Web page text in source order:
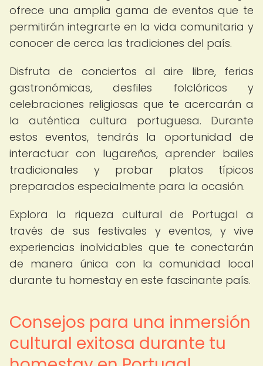
ofrece una amplia gama de eventos que te
permitirán integrarte en la vida comunitaria y
conocer de cerca las tradiciones del país.
Disfruta de conciertos al aire libre, ferias
gastronómicas, desfiles folclóricos y
celebraciones religiosas que te acercarán a
la auténtica cultura portuguesa. Durante
estos eventos, tendrás la oportunidad de
interactuar con lugareños, aprender bailes
tradicionales y probar platos típicos
preparados especialmente para la ocasión.
Explora la riqueza cultural de Portugal a
través de sus festivales y eventos, y vive
experiencias inolvidables que te conectarán
de manera única con la comunidad local
durante tu homestay en este fascinante país.
Consejos para una inmersión
cultural exitosa durante tu